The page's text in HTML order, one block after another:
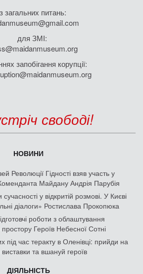
загальних питань:
для ЗМІ:
запобігання корупції:
свободі!
НОВИНИ
Революції Гідності взяв участь у
Майдану Андрія Парубія
у відкритій розмові. У Києві
діалоги» Ростислава Прокопюка
роботи з облаштування
Героїв Небесної Сотні
під час теракту в Оленівці: прийди на
виставки та вшануй героїв
ДІЯЛЬНІСТЬ